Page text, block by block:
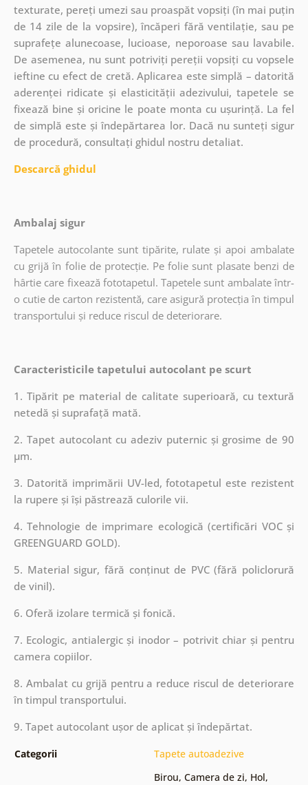
texturate, pereți umezi sau proaspăt vopsiți (în mai puțin
de 14 zile de la vopsire), încăperi fără ventilație, sau pe
suprafețe alunecoase, lucioase, neporoase sau lavabile.
De asemenea, nu sunt potriviți pereții vopsiți cu vopsele
ieftine cu efect de cretă. Aplicarea este simplă – datorită
aderenței ridicate și elasticității adezivului, tapetele se
fixează bine și oricine le poate monta cu ușurință. La fel
de simplă este și îndepărtarea lor. Dacă nu sunteți sigur
de procedură, consultați ghidul nostru detaliat.
Descarcă ghidul
Ambalaj sigur
Tapetele autocolante sunt tipărite, rulate și apoi ambalate
cu grijă în folie de protecție. Pe folie sunt plasate benzi de
hârtie care fixează fototapetul. Tapetele sunt ambalate într-
o cutie de carton rezistentă, care asigură protecția în timpul
transportului și reduce riscul de deteriorare.
Caracteristicile tapetului autocolant pe scurt
1. Tipărit pe material de calitate superioară, cu textură
netedă și suprafață mată.
2. Tapet autocolant cu adeziv puternic și grosime de 90
µm.
3. Datorită imprimării UV-led, fototapetul este rezistent
la rupere și își păstrează culorile vii.
4. Tehnologie de imprimare ecologică (certificări VOC și
GREENGUARD GOLD).
5. Material sigur, fără conținut de PVC (fără policlorură
de vinil).
6. Oferă izolare termică și fonică.
7. Ecologic, antialergic și inodor – potrivit chiar și pentru
camera copiilor.
8. Ambalat cu grijă pentru a reduce riscul de deteriorare
în timpul transportului.
9. Tapet autocolant ușor de aplicat și îndepărtat.
Categorii Tapete autoadezive
Birou, Camera de zi, Hol,